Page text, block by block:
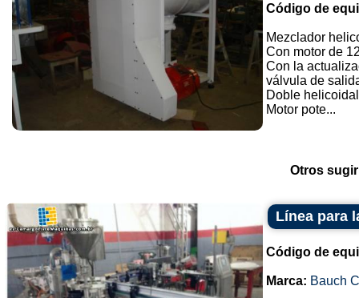
Código de
Mezclador
Con motor de
Con la
válvula de
Doble
Motor pote...
Otros
Línea para
Código de
Marca: Bauch